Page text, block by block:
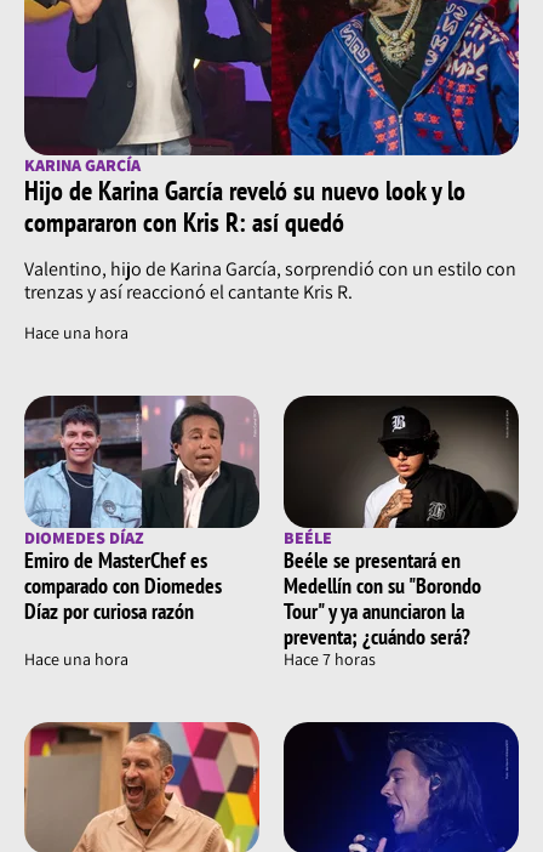
KARINA GARCÍA
Hijo de Karina García reveló su nuevo look y lo
compararon con Kris R: así quedó
Valentino, hijo de Karina García, sorprendió con un estilo con
trenzas y así reaccionó el cantante Kris R.
Hace una hora
DIOMEDES DÍAZ
Emiro de MasterChef es
comparado con Diomedes
Díaz por curiosa razón
Hace una hora
BEÉLE
Beéle se presentará en
Medellín con su "Borondo
Tour" y ya anunciaron la
preventa; ¿cuándo será?
Hace 7 horas